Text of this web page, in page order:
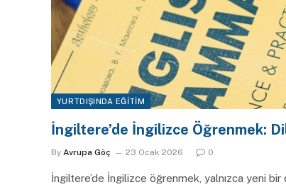
YURTDIŞINDA EĞITIM
İngiltere’de İngilizce Öğrenmek:
By Avrupa Göç 23 Ocak 2026 0
İngiltere’de İngilizce öğrenmek, yalnızca yeni